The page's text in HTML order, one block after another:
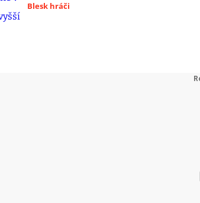
Blesk hráči